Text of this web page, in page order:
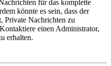
für das komplette
könnte es sein, dass der
Private Nachrichten zu
einen Administrator,
erhalten.